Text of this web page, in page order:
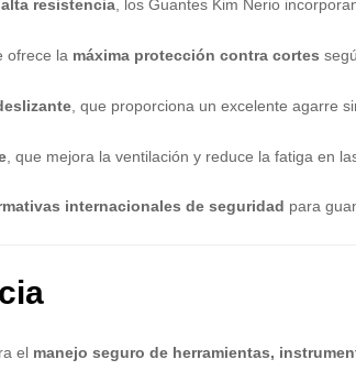
resistencia, los Guantes Kim Nerio
ofrece la máxima protección contra cortes
, que proporciona un excelente agarre
, que mejora la ventilación y reduce la fatiga en
internacionales de seguridad para
el manejo seguro de herramientas,